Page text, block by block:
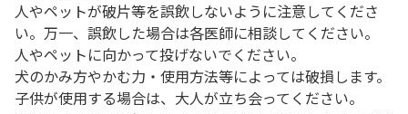
人やペットが破片等を誤飲しないように注意してくださ
い。万一、誤飲した場合は各医師に相談してください。
人やペットに向かって投げないでください。
犬のかみ方やかむ力・使用方法等によっては破損します。
子供が使用する場合は、大人が立ち会ってください。